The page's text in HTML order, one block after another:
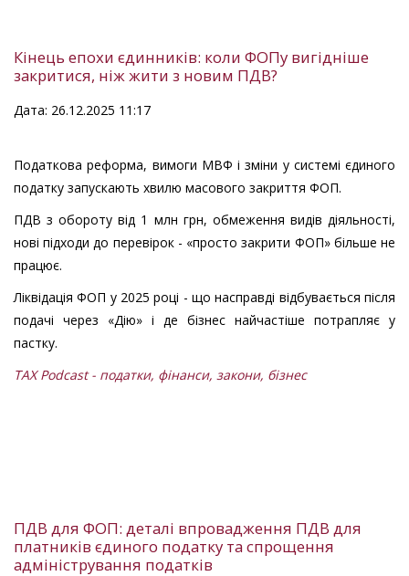
Кінець епохи єдинників: коли ФОПу вигідніше
закритися, ніж жити з новим ПДВ?
Дата: 26.12.2025 11:17
Податкова реформа, вимоги МВФ і зміни у системі єдиного
податку запускають хвилю масового закриття ФОП.
ПДВ з обороту від 1 млн грн, обмеження видів діяльності,
нові підходи до перевірок - «просто закрити ФОП» більше не
працює.
Ліквідація ФОП у 2025 році - що насправді відбувається після
подачі через «Дію» і де бізнес найчастіше потрапляє у
пастку.
TAX Podcast - податки, фінанси, закони, бізнес
ПДВ для ФОП: деталі впровадження ПДВ для
платників єдиного податку та спрощення
адміністрування податків